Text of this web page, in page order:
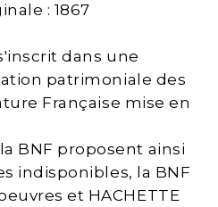
: 1867
dans une
patrimoniale des
Française mise en
BNF proposent ainsi
indisponibles, la BNF
et HACHETTE